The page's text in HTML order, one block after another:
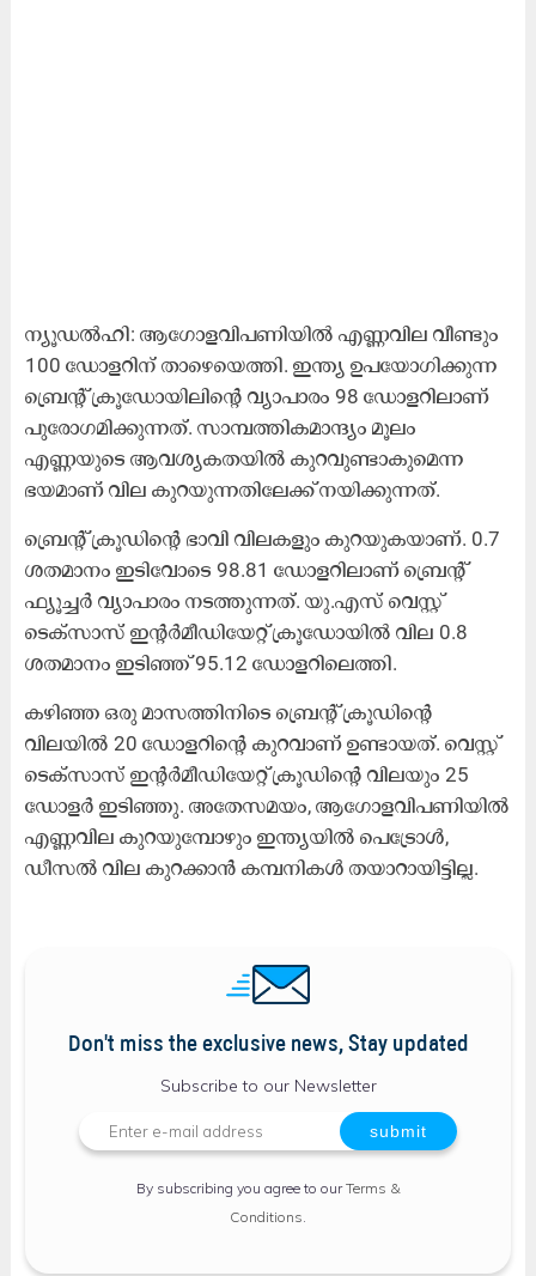
ന്യൂഡൽഹി: ആഗോളവിപണിയിൽ എണ്ണവില വീണ്ടും
100 ഡോളറിന് താഴെയെത്തി. ഇന്ത്യ ഉപയോഗിക്കുന്ന
ബ്രെന്റ് ക്രൂഡോയിലിന്റെ വ്യാപാരം 98 ഡോളറിലാണ്
പുരോഗമിക്കുന്നത്. സാമ്പത്തികമാന്ദ്യം മൂലം
എണ്ണയുടെ ആവശ്യകതയിൽ കുറവുണ്ടാകുമെന്ന
ഭയമാണ് വില കുറയുന്നതിലേക്ക് നയിക്കുന്നത്.
ബ്രെന്റ് ക്രൂഡിന്റെ ഭാവി വിലകളും കുറയുകയാണ്. 0.7
ശതമാനം ഇടിവോടെ 98.81 ഡോളറിലാണ് ബ്രെന്റ്
ഫ്യൂച്ചർ വ്യാപാരം നടത്തുന്നത്. യു.എസ് വെസ്റ്റ്
ടെക്സാസ് ഇന്റർമീഡിയേറ്റ് ക്രൂഡോയിൽ വില 0.8
ശതമാനം ഇടിഞ്ഞ് 95.12 ഡോളറിലെത്തി.
കഴിഞ്ഞ ഒരു മാസത്തിനിടെ ബ്രെന്റ് ക്രൂഡിന്റെ
വിലയിൽ 20 ഡോളറിന്റെ കുറവാണ് ഉണ്ടായത്. വെസ്റ്റ്
ടെക്സാസ് ഇന്റർമീഡിയേറ്റ് ക്രൂഡിന്റെ വിലയും 25
ഡോളർ ഇടിഞ്ഞു. അതേസമയം, ആഗോളവിപണിയിൽ
എണ്ണവില കുറയുമ്പോഴും ഇന്ത്യയിൽ പെട്രോൾ,
ഡീസൽ വില കുറക്കാൻ കമ്പനികൾ തയാറായിട്ടില്ല.
Don't miss the exclusive news, Stay updated
Subscribe to our Newsletter
By subscribing you agree to ourTerms &
Conditions